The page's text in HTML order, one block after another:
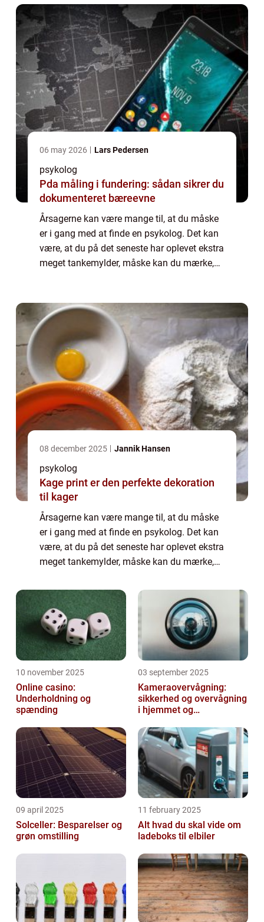
06 may 2026 Lars Pedersen
psykolog
Pda måling i fundering: sådan sikrer du
dokumenteret bæreevne
Årsagerne kan være mange til, at du måske
er i gang med at finde en psykolog. Det kan
være, at du på det seneste har oplevet ekstra
meget tankemylder, måske kan du mærke,
08 december 2025 Jannik Hansen
psykolog
Kage print er den perfekte dekoration
til kager
Årsagerne kan være mange til, at du måske
er i gang med at finde en psykolog. Det kan
være, at du på det seneste har oplevet ekstra
meget tankemylder, måske kan du mærke,
10 november 2025
Online casino:
Underholdning og
spænding
03 september 2025
Kameraovervågning:
sikkerhed og overvågning
i hjemmet og
09 april 2025
Solceller: Besparelser og
grøn omstilling
11 february 2025
Alt hvad du skal vide om
ladeboks til elbiler